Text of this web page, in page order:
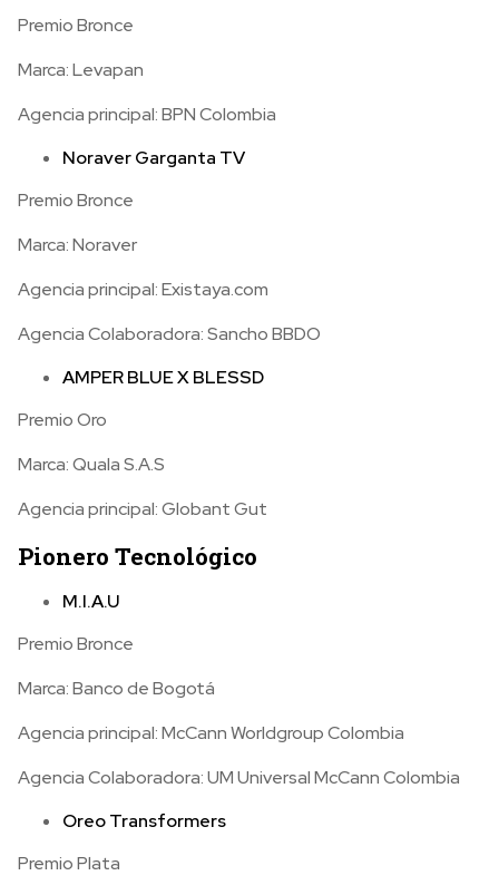
Premio Bronce
Marca: Levapan
Agencia principal: BPN Colombia
Noraver Garganta TV
Premio Bronce
Marca: Noraver
Agencia principal: Existaya.com
Agencia Colaboradora: Sancho BBDO
AMPER BLUE X BLESSD
Premio Oro
Marca: Quala S.A.S
Agencia principal: Globant Gut
Pionero Tecnológico
M.I.A.U
Premio Bronce
Marca: Banco de Bogotá
Agencia principal: McCann Worldgroup Colombia
Agencia Colaboradora: UM Universal McCann Colombia
Oreo Transformers
Premio Plata